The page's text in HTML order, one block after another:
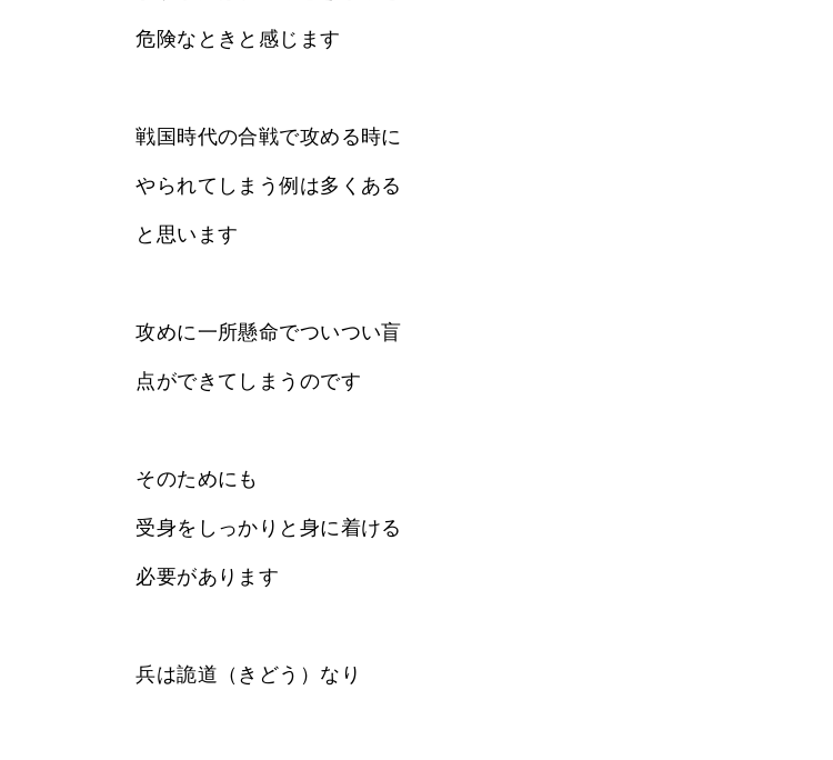
危険なときと感じます
戦国時代の合戦で攻める時に
やられてしまう例は多くある
と思います
攻めに一所懸命でついつい盲
点ができてしまうのです
そのためにも
受身をしっかりと身に着ける
必要があります
兵は詭道（きどう）なり